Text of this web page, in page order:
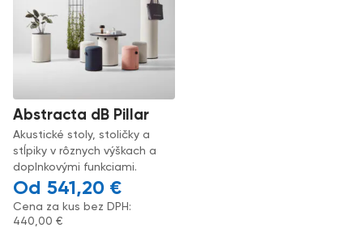
Abstracta dB Pillar
Akustické stoly, stoličky a
stĺpiky v rôznych výškach a
doplnkovými funkciami.
541,20 €
Cena za kus bez DPH:
440,00 €